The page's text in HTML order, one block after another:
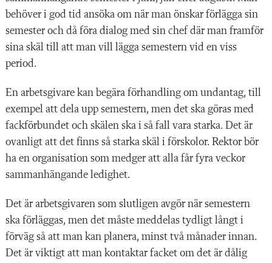
behöver i god tid ansöka om när man önskar förlägga sin
semester och då föra dialog med sin chef där man framför
sina skäl till att man vill lägga semestern vid en viss
period.
En arbetsgivare kan begära förhandling om undantag, till
exempel att dela upp semestern, men det ska göras med
fackförbundet och skälen ska i så fall vara starka. Det är
ovanligt att det finns så starka skäl i förskolor. Rektor bör
ha en organisation som medger att alla får fyra veckor
sammanhängande ledighet.
Det är arbetsgivaren som slutligen avgör när semestern
ska förläggas, men det måste meddelas tydligt långt i
förväg så att man kan planera, minst två månader innan.
Det är viktigt att man kontaktar facket om det är dålig